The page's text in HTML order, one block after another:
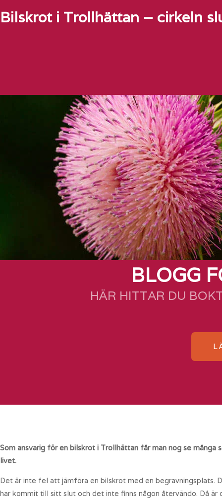
Bilskrot i Trollhättan – cirkeln
BLOGG
HÄR HITTAR DU
Som ansvarig för en bilskrot i Trollhättan får man nog se många
livet.
Det är inte fel att jämföra en bilskrot med en begravningsplats.
har kommit till sitt slut och det inte finns någon återvändo. Då